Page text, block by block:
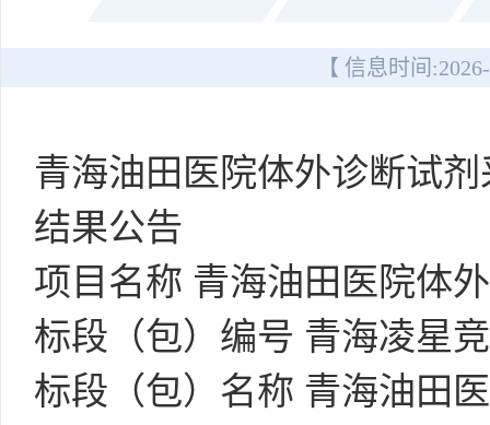
【 信息时间:
青海油田医院体外诊断试
结果公告
项目名称 青海油田医院体
标段（包）编号 青海凌星
标段（包）名称 青海油田